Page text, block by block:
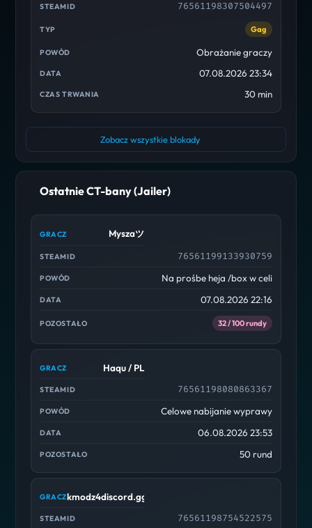
76561198307504497
Gag
Obrażanie graczy
07.08.2026 23:34
30 min
Zobacz wszystkie blokady
Ostatnie CT-bany (Jailer)
Myszaツ
76561199133930759
Na prośbe heja /box w celi
07.08.2026 22:16
32 / 100 rundy
Haqu / PL
76561198080863367
Celowe nabijanie wyprawy
06.08.2026 23:53
50 rund
kmodz4discord.gg/cscdc
76561198754522575